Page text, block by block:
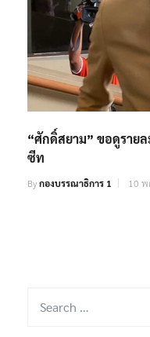
“ศักดิ์สยาม” ขอดูราย
ซีท
Byกองบรรณาธิการ 1 10